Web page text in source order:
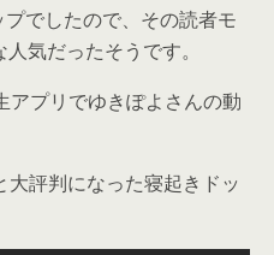
でしたので、その読者モ
気だったそうです。
アプリでゆきぽよさんの動
評判になった寝起きドッ